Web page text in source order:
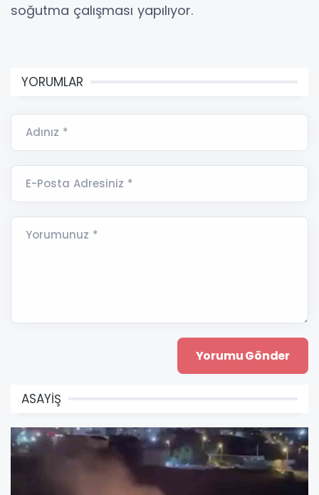
soğutma çalışması yapılıyor.
YORUMLAR
Adınız *
E-Posta Adresiniz *
Yorumunuz *
ASAYİŞ